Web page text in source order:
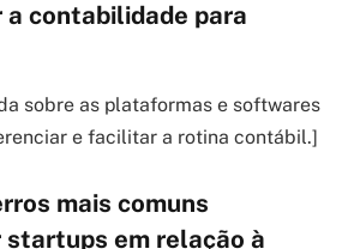
contabilidade para
sobre as plataformas e softwares
e facilitar a rotina contábil.]
mais comuns
em relação à